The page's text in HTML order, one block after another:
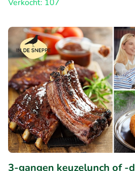
Verkocht: 107
3-gangen keuzelunch of -